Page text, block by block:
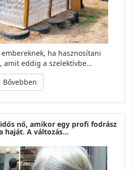
ha hasznosítani
amit eddig a szelektívbe…
Bővebben
nő, amikor egy profi fodrász
haját. A változás…